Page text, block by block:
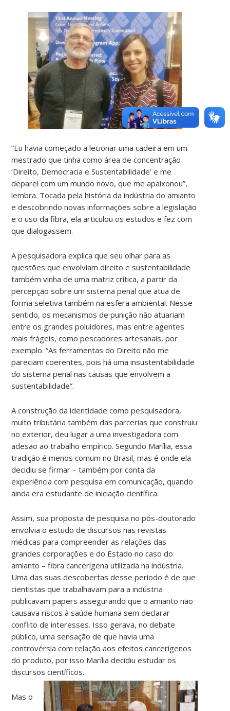
“Eu havia começado a lecionar uma cadeira em um
mestrado que tinha como área de concentração
‘Direito, Democracia e Sustentabilidade’ e me
deparei com um mundo novo, que me apaixonou”,
lembra. Tocada pela história da indústria do amianto
e descobrindo novas informações sobre a legislação
e o uso da fibra, ela articulou os estudos e fez com
que dialogassem.
A pesquisadora explica que seu olhar para as
questões que envolviam direito e sustentabilidade
também vinha de uma matriz crítica, a partir da
percepção sobre um sistema penal que atua de
forma seletiva também na esfera ambiental. Nesse
sentido, os mecanismos de punição não atuariam
entre os grandes poluidores, mas entre agentes
mais frágeis, como pescadores artesanais, por
exemplo. “As ferramentas do Direito não me
pareciam coerentes, pois há uma insustentabilidade
do sistema penal nas causas que envolvem a
sustentabilidade”.
A construção da identidade como pesquisadora,
muito tributária também das parcerias que construiu
no exterior, deu lugar a uma investigadora com
adesão ao trabalho empírico. Segundo Marília, essa
tradição é menos comum no Brasil, mas é onde ela
decidiu se firmar – também por conta da
experiência com pesquisa em comunicação, quando
ainda era estudante de iniciação científica.
Assim, sua proposta de pesquisa no pós-doutorado
envolvia o estudo de discursos nas revistas
médicas para compreender as relações das
grandes corporações e do Estado no caso do
amianto – fibra cancerígena utilizada na indústria.
Uma das suas descobertas desse período é de que
cientistas que trabalhavam para a indústria
publicavam papers assegurando que o amianto não
causava riscos à saúde humana sem declarar
conflito de interesses. Isso gerava, no debate
público, uma sensação de que havia uma
controvérsia com relação aos efeitos cancerígenos
do produto, por isso Marília decidiu estudar os
discursos científicos.
Mas o